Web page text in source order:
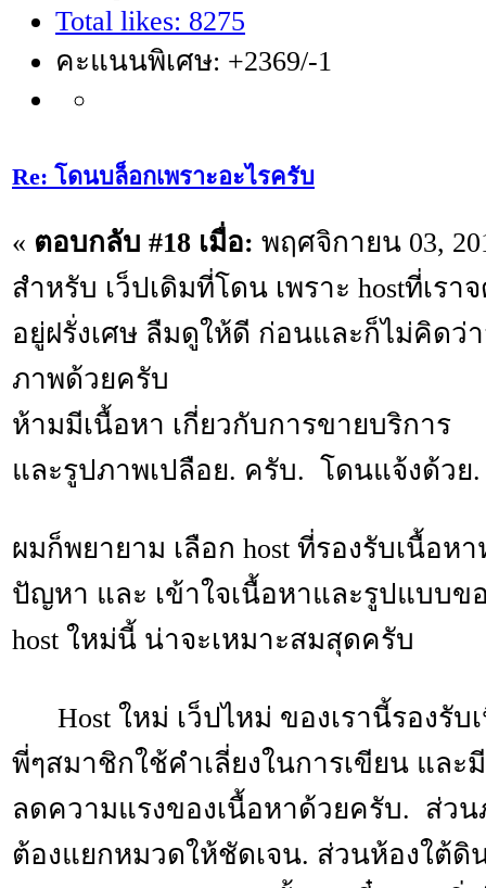
Total likes: 8275
คะแนนพิเศษ: +2369/-1
Re: โดนบล็อกเพราะอะไรครับ
« ตอบกลับ #18 เมื่อ: พฤศจิกายน 03,
สำหรับ เว็ปเดิมที่โดน เพราะ hostที่เรา
อยู่ฝรั่งเศษ ลืมดูให้ดี ก่อนและก็ไม่คิดว่
ภาพด้วยครับ
ห้ามมีเนื้อหา เกี่ยวกับการขายบริการ
และรูปภาพเปลือย. ครับ. โดนแจ้งด้วย.
ผมก็พยายาม เลือก host ที่รองรับเนื้อห
ปัญหา และ เข้าใจเนื้อหาและรูปแบบขอ
host ใหม่นี้ น่าจะเหมาะสมสุดครับ
Host ใหม่ เว็ปไหม่ ของเรานี้รองรับ
พี่ๆสมาชิกใช้คำเลี่ยงในการเขียน และ
ลดความแรงของเนื้อหาด้วยครับ. ส่วน
ต้องแยกหมวดให้ชัดเจน. ส่วนห้องใต้ดิ